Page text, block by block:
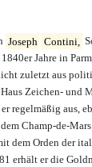
Joseph Contini,
Jahre in
zuletzt aus
Zeichen- und
regelmäßig aus,
Champ-de-
dem Orden der
erhält er die